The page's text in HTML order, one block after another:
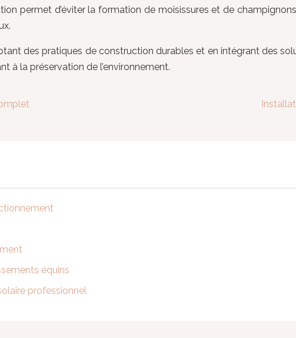
permet d’éviter la formation de moisissures et de
des pratiques de construction durables et en intégrant des
à la préservation de l’environnement.
équins
professionnel